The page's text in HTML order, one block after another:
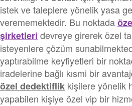
istek ve taleplere yönelik yasa
verememektedir. Bu noktada
şirketleri devreye girerek özel
isteyenlere çözüm
yaptırabilme keyfiyetleri bir
iradelerine bağlı kısmi bir
özel dedektiflik kişilere yönelik
yapabilen kişiye özel vip bir